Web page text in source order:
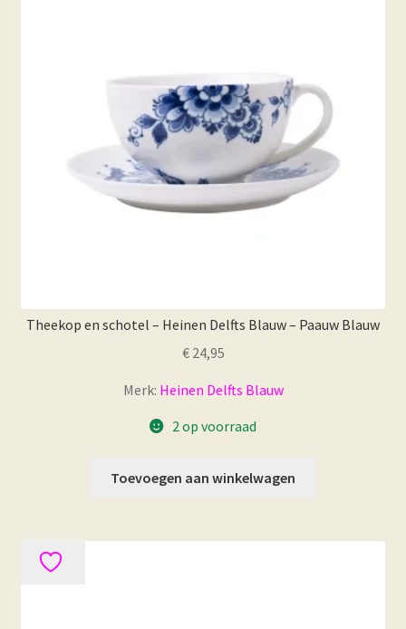
Theekop en schotel – Heinen Delfts Blauw – Paauw Blauw
€24,95
Merk: Heinen Delfts Blauw
2 op voorraad
Toevoegen aan winkelwagen